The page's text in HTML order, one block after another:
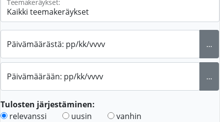
Teemakeräykset:
Päivämäärästä: pp/kk/vvvv ...
Päivämäärään: pp/kk/vvvv ...
Tulosten järjestäminen:
relevanssi
uusin vanhin